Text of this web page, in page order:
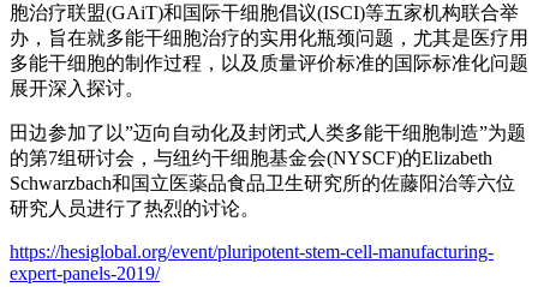
胞治疗联盟(GAiT)和国际干细胞倡议(ISCI)等五家机构联合举
办，旨在就多能干细胞治疗的实用化瓶颈问题，尤其是医疗用
多能干细胞的制作过程，以及质量评价标准的国际标准化问题
展开深入探讨。
田边参加了以”迈向自动化及封闭式人类多能干细胞制造”为题
的第7组研讨会，与纽约干细胞基金会(NYSCF)的Elizabeth
Schwarzbach和国立医薬品食品卫生研究所的佐藤阳治等六位
研究人员进行了热烈的讨论。
https://hesiglobal.org/event/pluripotent-stem-cell-manufacturing-
expert-panels-2019/